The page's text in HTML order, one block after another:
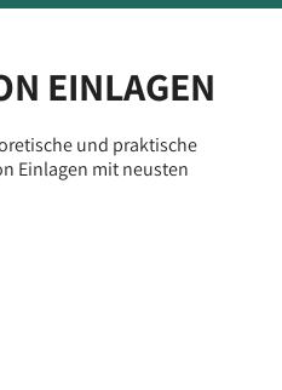
EINLAGEN
und praktische
Einlagen mit neusten